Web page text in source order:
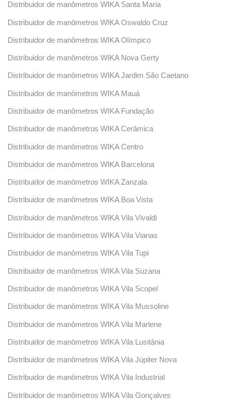
Distribuidor de manômetros WIKA Santa Maria
Distribuidor de manômetros WIKA Oswaldo Cruz
Distribuidor de manômetros WIKA Olímpico
Distribuidor de manômetros WIKA Nova Gerty
Distribuidor de manômetros WIKA Jardim São Caetano
Distribuidor de manômetros WIKA Mauá
Distribuidor de manômetros WIKA Fundação
Distribuidor de manômetros WIKA Cerâmica
Distribuidor de manômetros WIKA Centro
Distribuidor de manômetros WIKA Barcelona
Distribuidor de manômetros WIKA Zanzala
Distribuidor de manômetros WIKA Boa Vista
Distribuidor de manômetros WIKA Vila Vivaldi
Distribuidor de manômetros WIKA Vila Vianas
Distribuidor de manômetros WIKA Vila Tupi
Distribuidor de manômetros WIKA Vila Suzana
Distribuidor de manômetros WIKA Vila Scopel
Distribuidor de manômetros WIKA Vila Mussoline
Distribuidor de manômetros WIKA Vila Marlene
Distribuidor de manômetros WIKA Vila Lusitânia
Distribuidor de manômetros WIKA Vila Júpiter Nova
Distribuidor de manômetros WIKA Vila Industrial
Distribuidor de manômetros WIKA Vila Gonçalves